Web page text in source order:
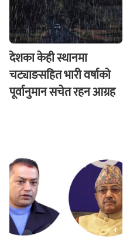
देशका केही स्थानमा
चट्याङसहित भारी वर्षाको
पूर्वानुमान सचेत रहन आग्रह